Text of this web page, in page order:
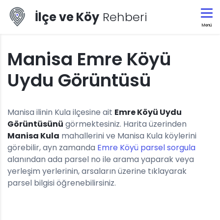
İlçe ve Köy Rehberi
Menü
Manisa Emre Köyü
Uydu Görüntüsü
Manisa ilinin Kula ilçesine ait Emre Köyü Uydu
Görüntüsünü görmektesiniz. Harita üzerinden
Manisa Kula mahallerini ve Manisa Kula köylerini
görebilir, ayn zamanda Emre Köyü parsel sorgula
alanından ada parsel no ile arama yaparak veya
yerleşim yerlerinin, arsaların üzerine tıklayarak
parsel bilgisi öğrenebilirsiniz.